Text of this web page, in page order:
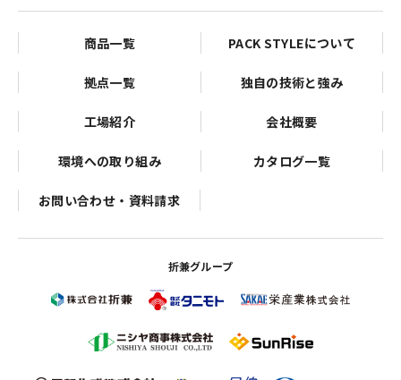
商品一覧 PACK STYLEについて
拠点一覧 独自の技術と強み
工場紹介 会社概要
環境への取り組み カタログ一覧
お問い合わせ・資料請求
折兼グループ